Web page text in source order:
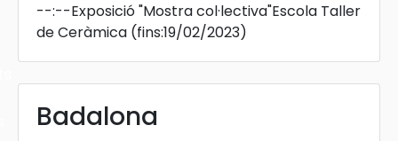
--:--Exposició "Mostra col·lectiva"Escola Taller
de Ceràmica (fins:19/02/2023)
Badalona